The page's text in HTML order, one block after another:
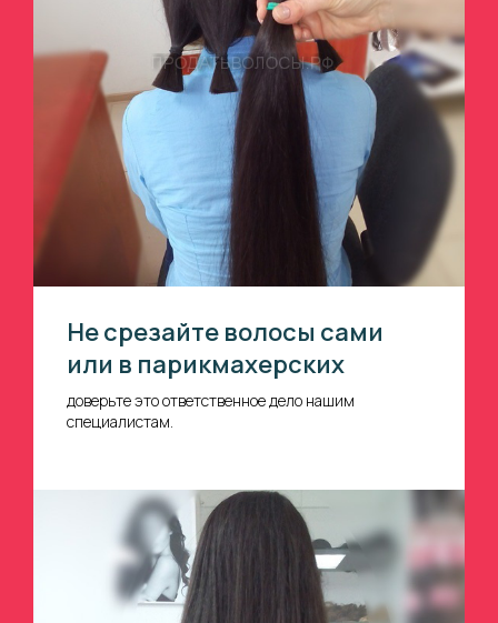
Не срезайте волосы сами
или в парикмахерских
доверьте это ответственное дело нашим
специалистам.